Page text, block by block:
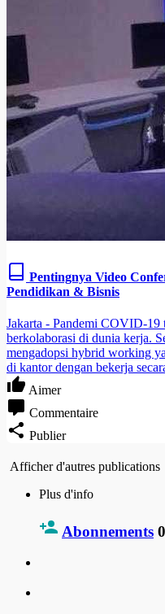
Pentingnya Video
Pendidikan & Bisnis
Jakarta - Pandemi COVID-19
berkolaborasi di dunia kerja.
mengadopsi hybrid working
di kantor dengan bekerja
Aimer
Commentaire
Publier
Afficher d'autres publications
Plus d'info
Abonnements 0